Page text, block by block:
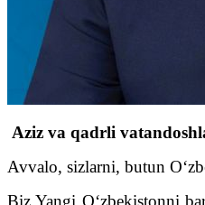
Aziz va qadrli
Avvalo, sizlarni, butun